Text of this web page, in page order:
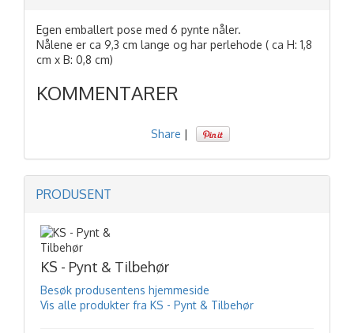
Egen emballert pose med 6 pynte nåler.
Nålene er ca 9,3 cm lange og har perlehode ( ca H: 1,8
cm x B: 0,8 cm)
KOMMENTARER
Share |
PRODUSENT
KS - Pynt & Tilbehør
Besøk produsentens hjemmeside
Vis alle produkter fra KS - Pynt & Tilbehør